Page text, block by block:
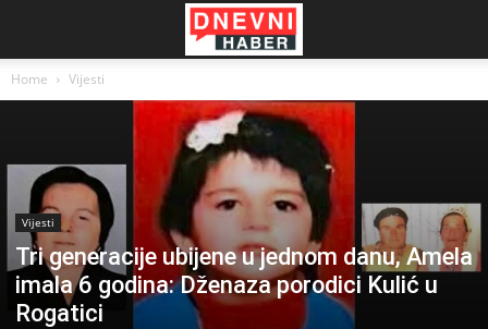
Home Vijesti
Vijesti
Tri generacije ubijene u jednom danu, Amela
imala 6 godina: Dženaza porodici Kulić u
Rogatici